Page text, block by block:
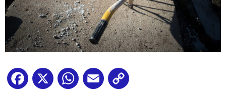
Facebook
X WhatsApp
Email